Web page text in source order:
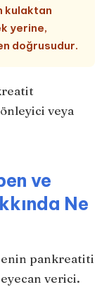
kulaktan
yerine,
doğrusudur.
veya
ve
Ne
pankreatiti
verici.